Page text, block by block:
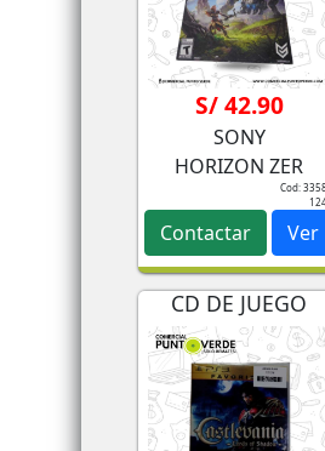
S/ 42.90
SONY
HORIZON ZER
Cod:
Contactar Ver
CD DE JUEGO